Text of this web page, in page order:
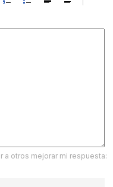
a otros mejorar mi respuesta: